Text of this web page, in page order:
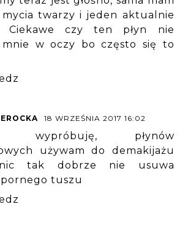
twarzy i jeden aktualnie
Ciekawe czy ten płyn nie
mnie w oczy bo często się to
18 WRZEŚNIA 2017 16:02
wypróbuję, płynów
używam do demakijażu
tak dobrze nie usuwa
tuszu